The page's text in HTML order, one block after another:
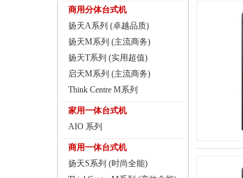
商用分体台式机
扬天A系列 (卓越品质)
扬天M系列 (主流商务)
扬天T系列 (实用超值)
启天M系列 (主流商务)
Think Centre M系列
家用一体台式机
AIO 系列
商用一体台式机
扬天S系列 (时尚全能)